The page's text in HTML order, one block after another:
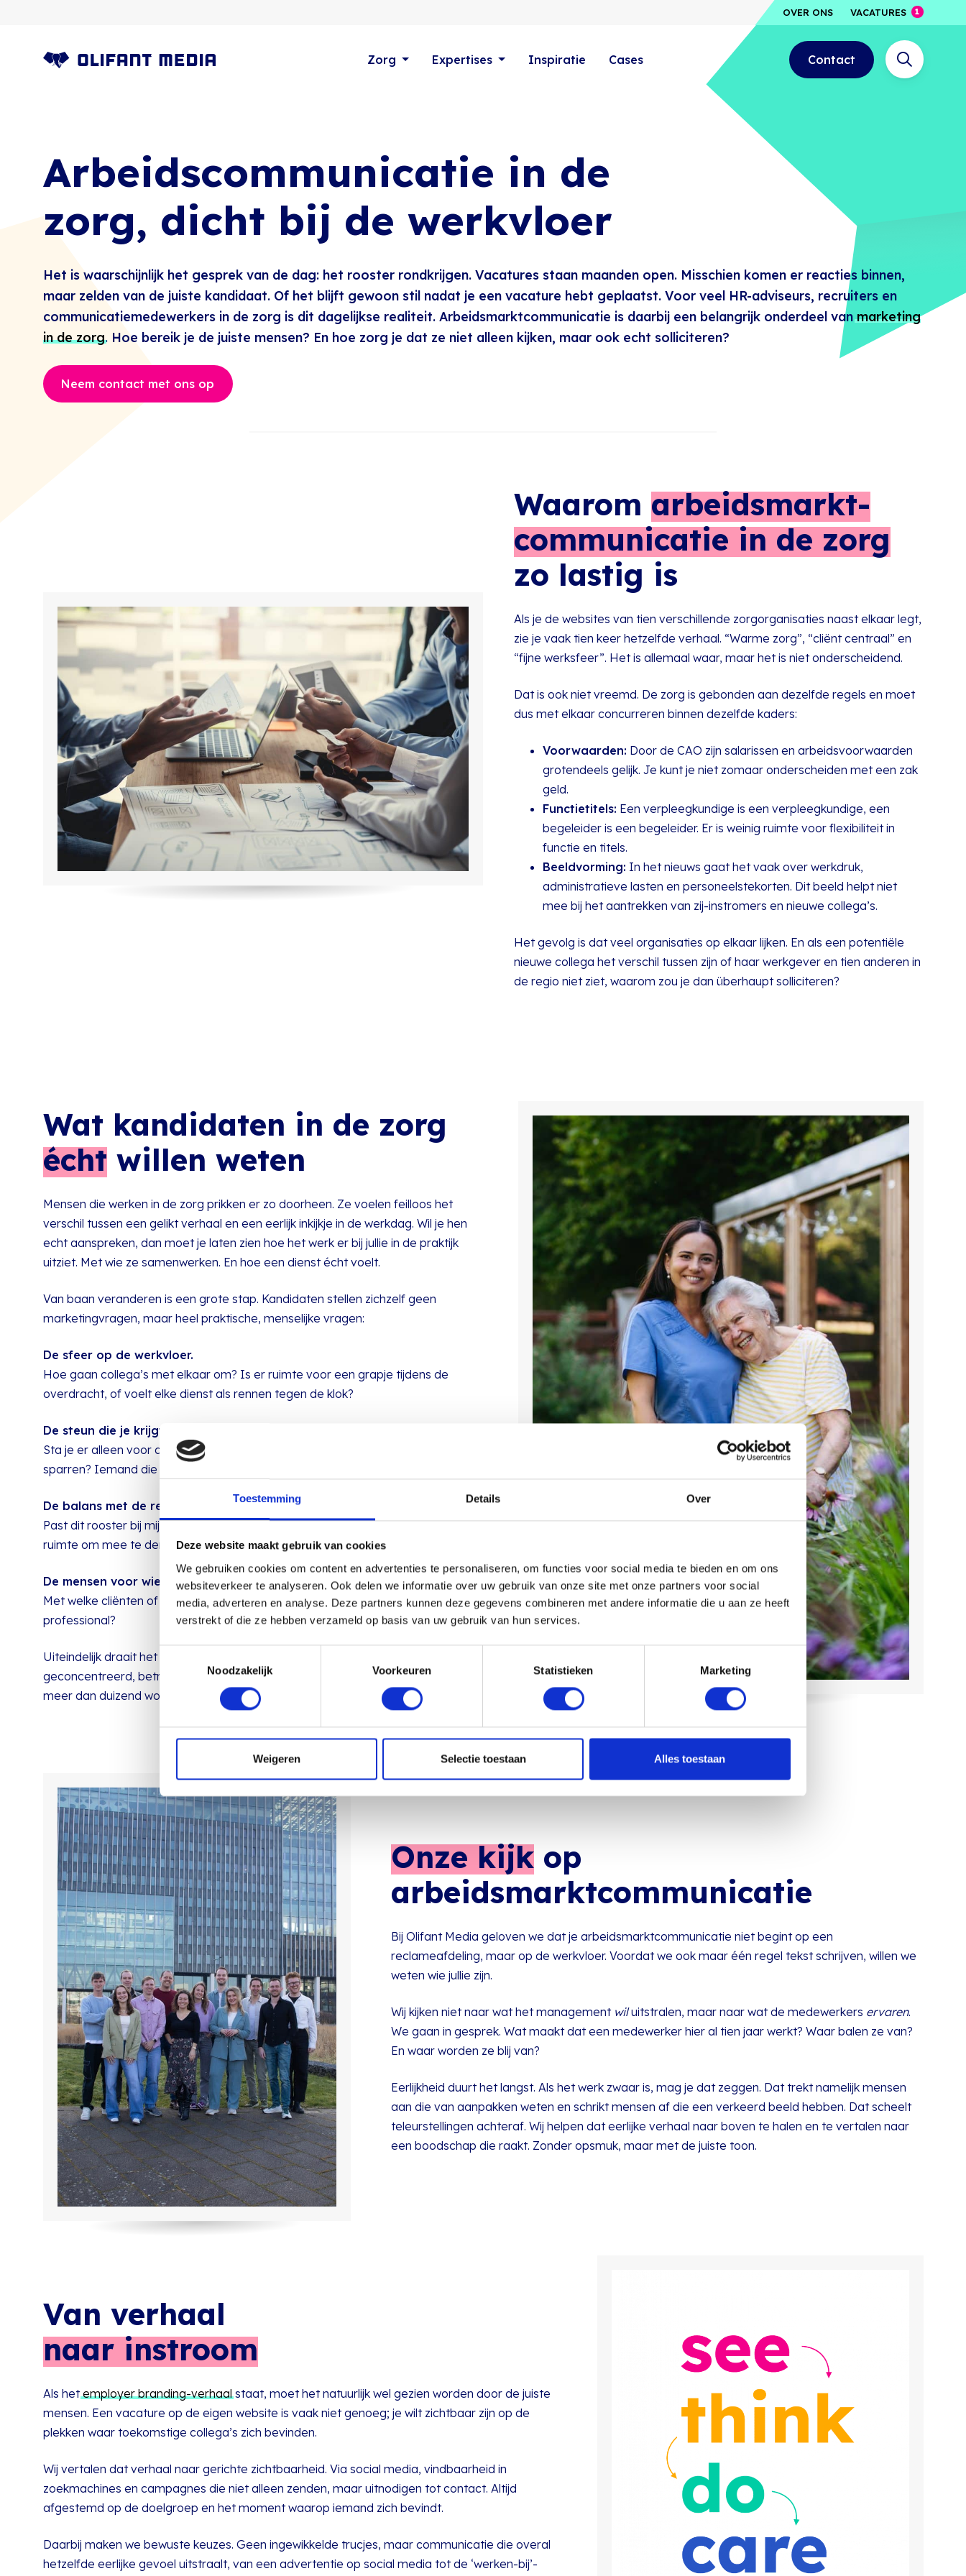
Toestemming Details Over
Deze website maakt gebruik van cookies
We gebruiken cookies om content en advertenties te personaliseren, om functies voor social media te bieden en om ons
websiteverkeer te analyseren. Ook delen we informatie over uw gebruik van onze site met onze partners voor social
media, adverteren en analyse. Deze partners kunnen deze gegevens combineren met andere informatie die u aan ze heeft
verstrekt of die ze hebben verzameld op basis van uw gebruik van hun services.
Noodzakelijk
Voorkeuren Statistieken Marketing
Weigeren Selectie toestaan Alles toestaan
OVER ONS VACATURES
Zorg Expertises Inspiratie Cases Contact
Arbeidscommunicatie in de
zorg, dicht bij de werkvloer
Het is waarschijnlijk het gesprek van de dag: het rooster rondkrijgen. Vacatures staan maanden open. Misschien komen er reacties binnen,
maar zelden van de juiste kandidaat. Of het blijft gewoon stil nadat je een vacature hebt geplaatst. Voor veel HR-adviseurs, recruiters en
communicatiemedewerkers in de zorg is dit dagelijkse realiteit. Arbeidsmarktcommunicatie is daarbij een belangrijk onderdeel vanmarketing
in de zorg. Hoe bereik je de juiste mensen? En hoe zorg je dat ze niet alleen kijken, maar ook echt solliciteren?
Neem contact met ons op
Waarom arbeidsmarkt-
communicatie in de zorg
zo lastig is
Als je de websites van tien verschillende zorgorganisaties naast elkaar legt,
zie je vaak tien keer hetzelfde verhaal. “Warme zorg”, “cliënt centraal” en
“fijne werksfeer”. Het is allemaal waar, maar het is niet onderscheidend.
Dat is ook niet vreemd. De zorg is gebonden aan dezelfde regels en moet
dus met elkaar concurreren binnen dezelfde kaders:
Voorwaarden: Door de CAO zijn salarissen en arbeidsvoorwaarden
grotendeels gelijk. Je kunt je niet zomaar onderscheiden met een zak
geld.
Functietitels: Een verpleegkundige is een verpleegkundige, een
begeleider is een begeleider. Er is weinig ruimte voor flexibiliteit in
functie en titels.
Beeldvorming: In het nieuws gaat het vaak over werkdruk,
administratieve lasten en personeelstekorten. Dit beeld helpt niet
mee bij het aantrekken van zij-instromers en nieuwe collega’s.
Het gevolg is dat veel organisaties op elkaar lijken. En als een potentiële
nieuwe collega het verschil tussen zijn of haar werkgever en tien anderen in
de regio niet ziet, waarom zou je dan überhaupt solliciteren?
Wat kandidaten in de zorg
échtwillen weten
Mensen die werken in de zorg prikken er zo doorheen. Ze voelen feilloos het
verschil tussen een gelikt verhaal en een eerlijk inkijkje in de werkdag. Wil je hen
echt aanspreken, dan moet je laten zien hoe het werk er bij jullie in de praktijk
uitziet. Met wie ze samenwerken. En hoe een dienst écht voelt.
Van baan veranderen is een grote stap. Kandidaten stellen zichzelf geen
marketingvragen, maar heel praktische, menselijke vragen:
De sfeer op de werkvloer.
Hoe gaan collega’s met elkaar om? Is er ruimte voor een grapje tijdens de
overdracht, of voelt elke dienst als rennen tegen de klok?
De steun die je krijgt.
Sta je er alleen voor als het spannend wordt, of is er altijd iemand om mee te
sparren? Iemand die je opvangt als het nodig is?
De balans met de rest van je leven.
Past dit rooster bij mijn gezin, mijn energie en mijn leven buiten het werk? En is er
ruimte om mee te denken als het even schuurt?
De mensen voor wie je zorgt.
Met welke cliënten of patiënten werk ik echt? En wat vraagt dat van mij als
professional?
Uiteindelijk draait het om gevoel. Een foto of video van een echt teamlid –
geconcentreerd, betrokken of gewoon even lachend tussendoor, vertelt vaak
meer dan duizend woorden over “passie voor zorg”.
Onze kijkop
arbeidsmarktcommunicatie
Bij Olifant Media geloven we dat je arbeidsmarktcommunicatie niet begint op een
reclameafdeling, maar op de werkvloer. Voordat we ook maar één regel tekst schrijven, willen we
weten wie jullie zijn.
Wij kijken niet naar wat het management wiluitstralen, maar naar wat de medewerkers ervaren.
We gaan in gesprek. Wat maakt dat een medewerker hier al tien jaar werkt? Waar balen ze van?
En waar worden ze blij van?
Eerlijkheid duurt het langst. Als het werk zwaar is, mag je dat zeggen. Dat trekt namelijk mensen
aan die van aanpakken weten en schrikt mensen af die een verkeerd beeld hebben. Dat scheelt
teleurstellingen achteraf. Wij helpen dat eerlijke verhaal naar boven te halen en te vertalen naar
een boodschap die raakt. Zonder opsmuk, maar met de juiste toon.
Van verhaal
naar instroom
Als hetemployer branding-verhaalstaat, moet het natuurlijk wel gezien worden door de juiste
mensen. Een vacature op de eigen website is vaak niet genoeg; je wilt zichtbaar zijn op de
plekken waar toekomstige collega’s zich bevinden.
Wij vertalen dat verhaal naar gerichte zichtbaarheid. Via social media, vindbaarheid in
zoekmachines en campagnes die niet alleen zenden, maar uitnodigen tot contact. Altijd
afgestemd op de doelgroep en het moment waarop iemand zich bevindt.
Daarbij maken we bewuste keuzes. Geen ingewikkelde trucjes, maar communicatie die overal
hetzelfde eerlijke gevoel uitstraalt, van een advertentie op social media tot de ‘werken-bij’-